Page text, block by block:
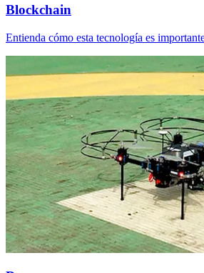
Blockchain
Entienda cómo esta tecnología es